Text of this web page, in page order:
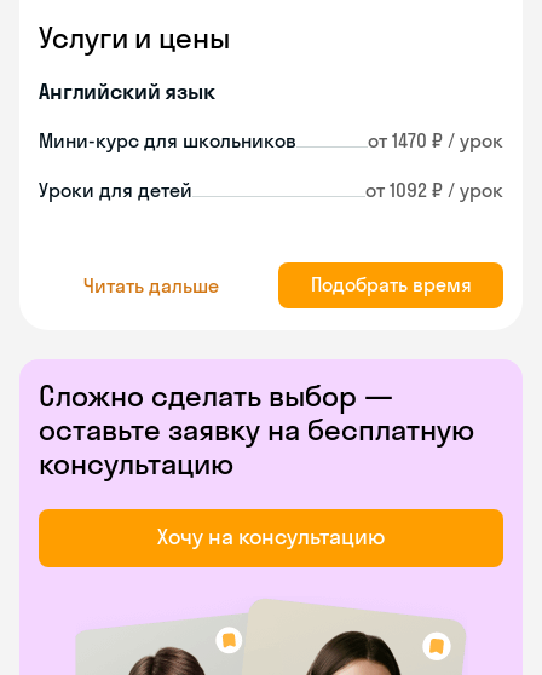
Услуги и цены
Английский язык
Мини-курс для школьников от 1470 ₽ / урок
Уроки для детей от 1092 ₽ / урок
Читать дальше Подобрать время
Сложно сделать выбор —
оставьте заявку на бесплатную
консультацию
Хочу на консультацию